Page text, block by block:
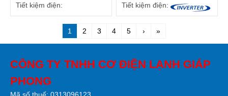
Tiết kiệm điện: Tiết kiệm điện:
1 2 3 4 5 › »
CÔNG TY TNHH CƠ ĐIỆN LẠNH GIÁP
PHONG
Mã số thuế: 0313096123